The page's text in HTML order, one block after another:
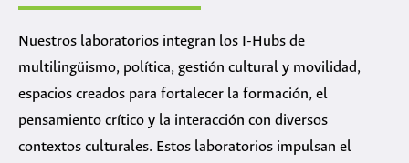
Nuestros laboratorios integran los I-Hubs de
multilingüismo, política, gestión cultural y movilidad,
espacios creados para fortalecer la formación, el
pensamiento crítico y la interacción con diversos
contextos culturales. Estos laboratorios impulsan el